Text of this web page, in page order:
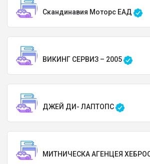
Скандинавия Моторс ЕАД
ВИКИНГ СЕРВИЗ – 2005
ДЖЕЙ ДИ- ЛАПТОПС
МИТНИЧЕСКА АГЕНЦЕЯ